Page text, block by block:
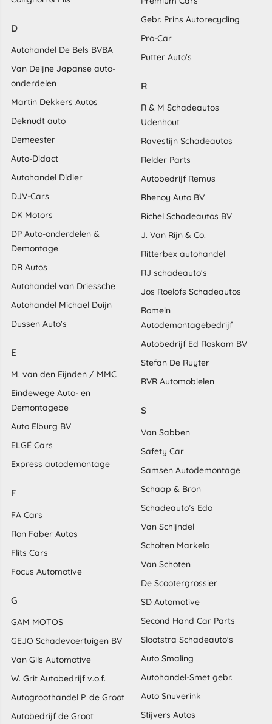
D
Autohandel De Bels BVBA
Van Deijne Japanse auto-
onderdelen
Martin Dekkers Autos
Deknudt auto
Demeester
Auto-Didact
Autohandel Didier
DJV-Cars
DK Motors
DP Auto-onderdelen &
Demontage
DR Autos
Autohandel van Driessche
Autohandel Michael Duijn
Dussen Auto's
E
M. van den Eijnden / MMC
Eindewege Auto- en
Demontagebe
Auto Elburg BV
ELGÉ Cars
Express autodemontage
F
FA Cars
Ron Faber Autos
Flits Cars
Focus Automotive
G
GAM MOTOS
GEJO Schadevoertuigen BV
Van Gils Automotive
W. Grit Autobedrijf v.o.f.
Autogroothandel P. de Groot
Autobedrijf de Groot
Gebr. Prins Autorecycling
Pro-Car
Putter Auto's
R
R & M Schadeautos
Udenhout
Ravestijn Schadeautos
Relder Parts
Autobedrijf Remus
Rhenoy Auto BV
Richel Schadeautos BV
J. Van Rijn & Co.
Ritterbex autohandel
RJ schadeauto's
Jos Roelofs Schadeautos
Romein
Autodemontagebedrijf
Autobedrijf Ed Roskam BV
Stefan De Ruyter
RVR Automobielen
S
Van Sabben
Safety Car
Samsen Autodemontage
Schaap & Bron
Schadeauto’s Edo
Van Schijndel
Scholten Markelo
Van Schoten
De Scootergrossier
SD Automotive
Second Hand Car Parts
Slootstra Schadeauto's
Auto Smaling
Autohandel-Smet gebr.
Auto Snuverink
Stijvers Autos